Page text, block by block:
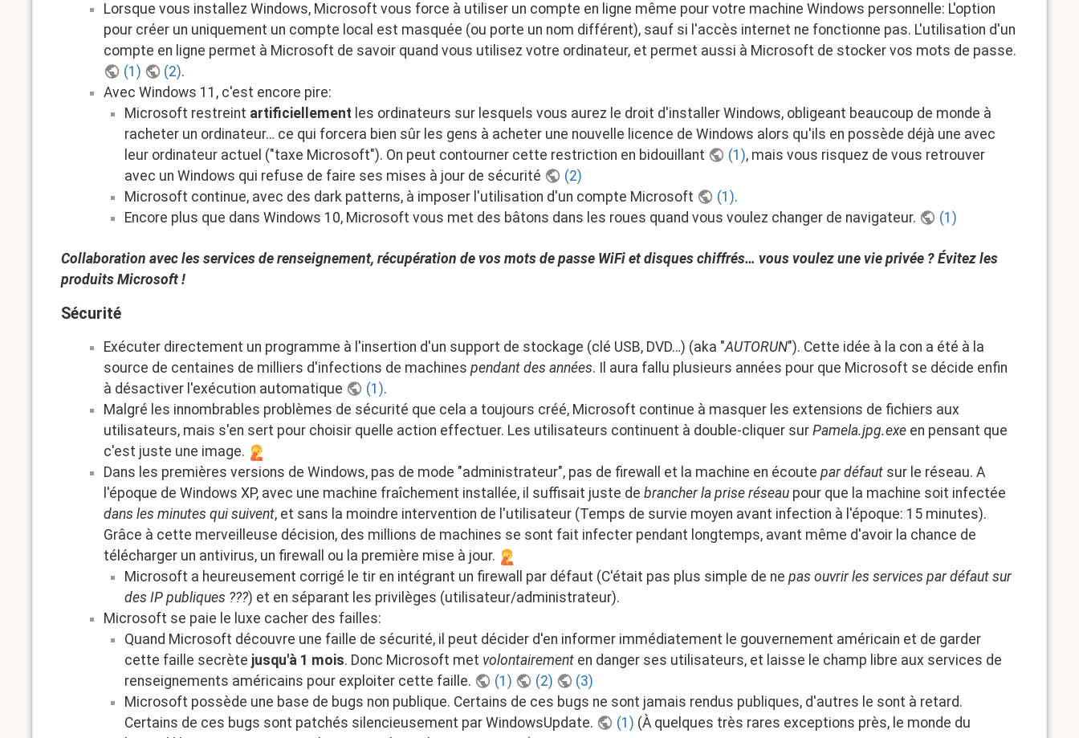
Lorsque vous installez Windows, Microsoft vous force à utiliser un compte en ligne même pour votre machine Windows personnelle: L'option
pour créer un uniquement un compte local est masquée (ou porte un nom différent), sauf si l'accès internet ne fonctionne pas. L'utilisation d'un
compte en ligne permet à Microsoft de savoir quand vous utilisez votre ordinateur, et permet aussi à Microsoft de stocker vos mots de passe.
(1)
(2).
Avec Windows 11, c'est encore pire:
Microsoft restreint artificiellement les ordinateurs sur lesquels vous aurez le droit d'installer Windows, obligeant beaucoup de monde à
racheter un ordinateur… ce qui forcera bien sûr les gens à acheter une nouvelle licence de Windows alors qu'ils en possède déjà une avec
leur ordinateur actuel ("taxe Microsoft"). On peut contourner cette restriction en bidouillant
(1), mais vous risquez de vous retrouver
avec un Windows qui refuse de faire ses mises à jour de sécurité
(2)
Microsoft continue, avec des dark patterns, à imposer l'utilisation d'un compte Microsoft
(1).
Encore plus que dans Windows 10, Microsoft vous met des bâtons dans les roues quand vous voulez changer de navigateur.
(1)
Collaboration avec les services de renseignement, récupération de vos mots de passe WiFi et disques chiffrés… vous voulez une vie privée ? Évitez les
produits Microsoft !
Sécurité
Exécuter directement un programme à l'insertion d'un support de stockage (clé USB, DVD…) (aka "AUTORUN"). Cette idée à la con a été à la
source de centaines de milliers d'infections de machines pendant des années. Il aura fallu plusieurs années pour que Microsoft se décide enfin
à désactiver l'exécution automatique
(1).
Malgré les innombrables problèmes de sécurité que cela a toujours créé, Microsoft continue à masquer les extensions de fichiers aux
utilisateurs, mais s'en sert pour choisir quelle action effectuer. Les utilisateurs continuent à double-cliquer sur Pamela.jpg.exeen pensant que
c'est juste une image.
Dans les premières versions de Windows, pas de mode "administrateur", pas de firewall et la machine en écoute par défautsur le réseau. A
l'époque de Windows XP, avec une machine fraîchement installée, il suffisait juste de brancher la prise réseaupour que la machine soit infectée
dans les minutes qui suivent, et sans la moindre intervention de l'utilisateur (Temps de survie moyen avant infection à l'époque: 15 minutes).
Grâce à cette merveilleuse décision, des millions de machines se sont fait infecter pendant longtemps, avant même d'avoir la chance de
télécharger un antivirus, un firewall ou la première mise à jour.
Microsoft a heureusement corrigé le tir en intégrant un firewall par défaut (C'était pas plus simple de nepas ouvrir les services par défaut sur
des IP publiques ???) et en séparant les privilèges (utilisateur/administrateur).
Microsoft se paie le luxe cacher des failles:
Quand Microsoft découvre une faille de sécurité, il peut décider d'en informer immédiatement le gouvernement américain et de garder
cette faille secrète jusqu'à 1 mois. Donc Microsoft met volontairement en danger ses utilisateurs, et laisse le champ libre aux services de
renseignements américains pour exploiter cette faille.
(1) (2)
(3)
Microsoft possède une base de bugs non publique. Certains de ces bugs ne sont jamais rendus publiques, d'autres le sont à retard.
Certains de ces bugs sont patchés silencieusement par WindowsUpdate.
(1) (À quelques très rares exceptions près, le monde du